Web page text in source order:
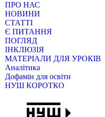
ПРО НАС
НОВИНИ
СТАТТІ
Є ПИТАННЯ
ПОГЛЯД
ІНКЛЮЗІЯ
МАТЕРІАЛИ ДЛЯ УРОКІВ
Аналітика
Дофамін для освіти
НУШ КОРОТКО